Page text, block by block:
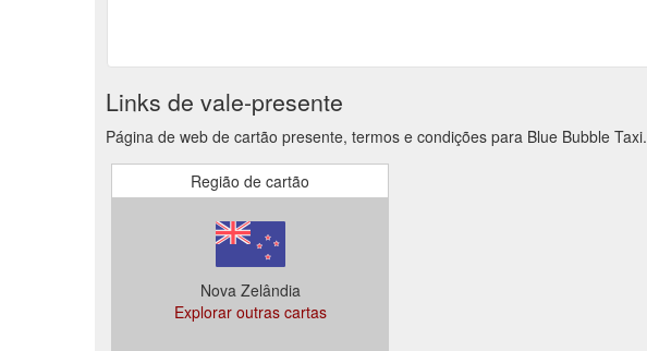
Links de vale-presente
Página de web de cartão presente, termos e condições para Blue Bubble Taxi.
Região de cartão
Nova Zelândia
Explorar outras cartas